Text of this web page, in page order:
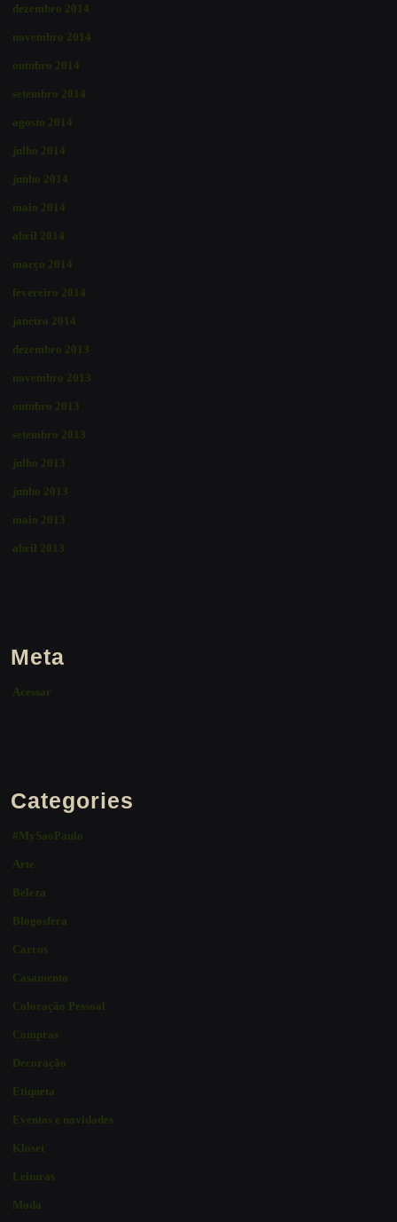
dezembro 2014
novembro 2014
outubro 2014
setembro 2014
agosto 2014
julho 2014
junho 2014
maio 2014
abril 2014
março 2014
fevereiro 2014
janeiro 2014
dezembro 2013
novembro 2013
outubro 2013
setembro 2013
julho 2013
junho 2013
maio 2013
abril 2013
Meta
Acessar
Categories
#MySaoPaulo
Arte
Beleza
Blogosfera
Carros
Casamento
Coloração Pessoal
Compras
Decoração
Etiqueta
Eventos e novidades
Kloset
Leituras
Moda